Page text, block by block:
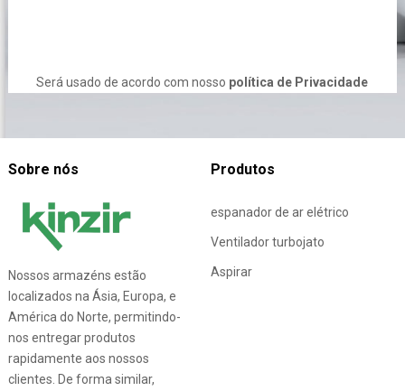
Será usado de acordo com nosso política de Privacidade
Sobre nós
Nossos armazéns estão
localizados na Ásia, Europa, e
América do Norte, permitindo-
nos entregar produtos
rapidamente aos nossos
clientes. De forma similar,
Produtos
espanador de ar elétrico
Ventilador turbojato
Aspirar